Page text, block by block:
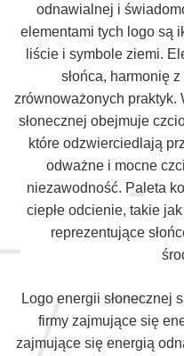
odnawialnej i
elementami tych logo są
liście i symbole ziemi.
słońca, harmonię
zrównoważonych praktyk.
słonecznej obejmuje
które odzwierciedlają
odważne i mocne
niezawodność. Paleta
ciepłe odcienie, takie
reprezentujące
Logo energii słonecznej
firmy zajmujące się
zajmujące się energią